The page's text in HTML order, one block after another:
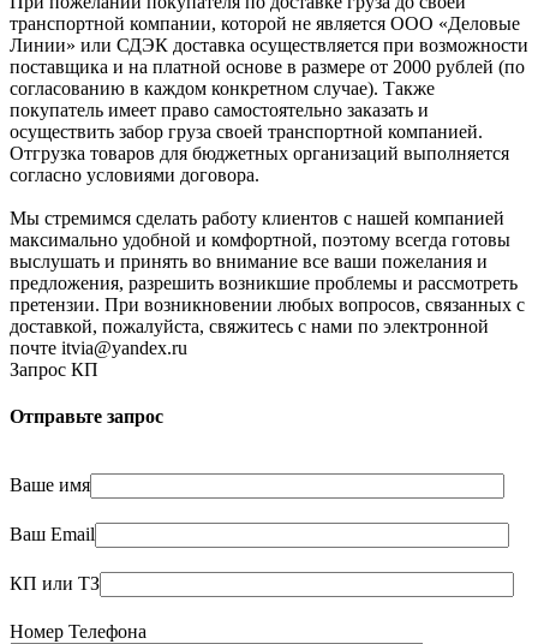
транспортной компании, которой не является ООО «Деловые
Линии» или СДЭК доставка осуществляется при возможности
поставщика и на платной основе в размере от 2000 рублей (по
согласованию в каждом конкретном случае). Также
покупатель имеет право самостоятельно заказать и
осуществить забор груза своей транспортной компанией.
Отгрузка товаров для бюджетных организаций выполняется
согласно условиями договора.
Мы стремимся сделать работу клиентов с нашей компанией
максимально удобной и комфортной, поэтому всегда готовы
выслушать и принять во внимание все ваши пожелания и
предложения, разрешить возникшие проблемы и рассмотреть
претензии. При возникновении любых вопросов, связанных с
доставкой, пожалуйста, свяжитесь с нами по электронной
почте itvia@yandex.ru
Запрос КП
Отправьте запрос
Ваше имя
Ваш Email
КП или ТЗ
Номер Телефона